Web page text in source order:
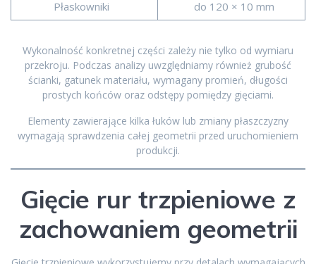
Płaskowniki
do 120 × 10 mm
Wykonalność konkretnej części zależy nie tylko od wymiaru
przekroju. Podczas analizy uwzględniamy również grubość
ścianki, gatunek materiału, wymagany promień, długości
prostych końców oraz odstępy pomiędzy gięciami.
Elementy zawierające kilka łuków lub zmiany płaszczyzny
wymagają sprawdzenia całej geometrii przed uruchomieniem
produkcji.
Gięcie rur trzpieniowe z
zachowaniem geometrii